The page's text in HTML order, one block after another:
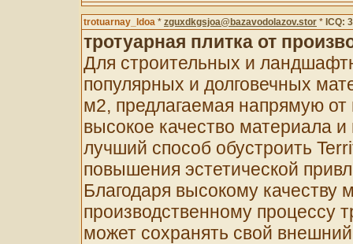
trotuarnay_ldoa * zguxdkgsjoa@bazavodolazov.stor * ICQ:
тротуарная плитка от
Для строительных и
популярных и долговечных
м2, предлагаемая напрямую от
высокое качество материала
лучший способ обустроить
повышения эстетической
Благодаря высокому качеству
производственному процессу
может сохранять свой